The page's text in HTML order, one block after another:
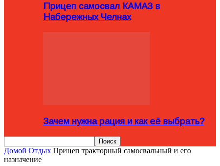
Прицеп самосвал КАМАЗ в
Набережных Челнах
Зачем нужна рация и как её выбрать?
Домой Отдых Прицеп тракторный самосвальный и его
назначение